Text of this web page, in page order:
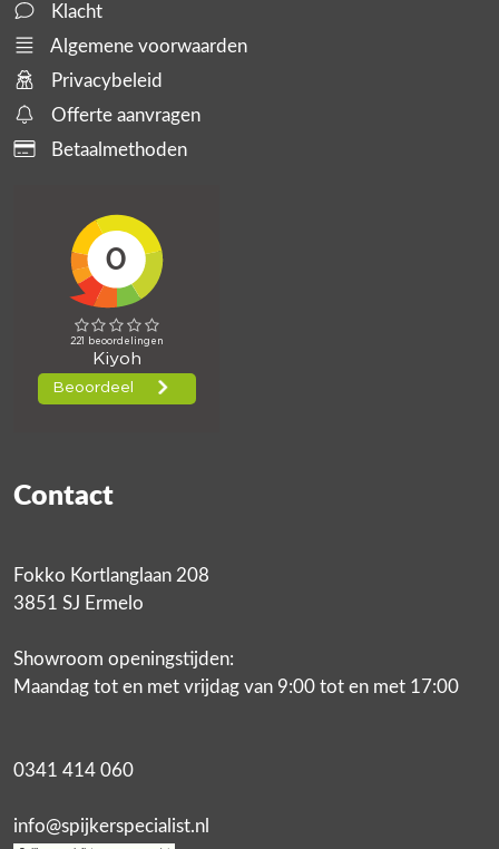
Klacht
Algemene voorwaarden
Privacybeleid
Offerte aanvragen
Betaalmethoden
Contact
Fokko Kortlanglaan 208
3851 SJ Ermelo
Showroom openingstijden:
Maandag tot en met vrijdag van 9:00 tot en met 17:00
0341 414 060
info@spijkerspecialist.nl